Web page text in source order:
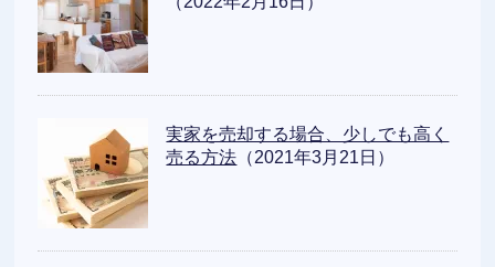
実家を売却する場合、少しでも高く
売る方法 （2021年3月21日）